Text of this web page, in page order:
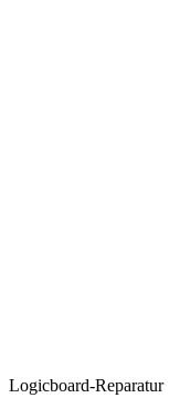
Logicboard-Reparatur